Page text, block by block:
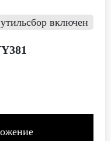
утильсбор включен